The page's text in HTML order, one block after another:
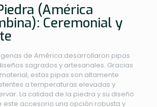
(América
Ceremonial y
de América desarrollaron pipas
sagrados y artesanales. Gracias
estas pipas son altamente
a temperaturas elevadas y
La calidad de la piedra y su diseño
este accesorio una opción robusta y